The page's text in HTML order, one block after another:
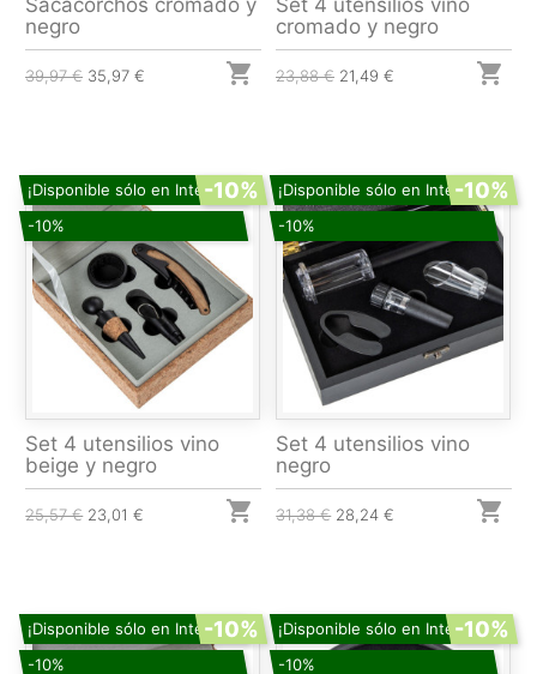
Sacacorchos cromado y
negro
39,97 € 35,97 € 
Set 4 utensilios vino
cromado y negro
23,88 € 21,49 € 
¡Disponible sólo en Internet!
-10%
-10%
Set 4 utensilios vino
beige y negro
25,57 € 23,01 € 
¡Disponible sólo en Internet!
-10%
-10%
Set 4 utensilios vino
negro
31,38 € 28,24 € 
¡Disponible sólo en Internet!
-10%
-10%
¡Disponible sólo en Internet!
-10%
-10%